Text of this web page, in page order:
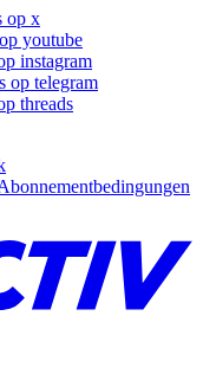
op x
youtube
instagram
op telegram
threads